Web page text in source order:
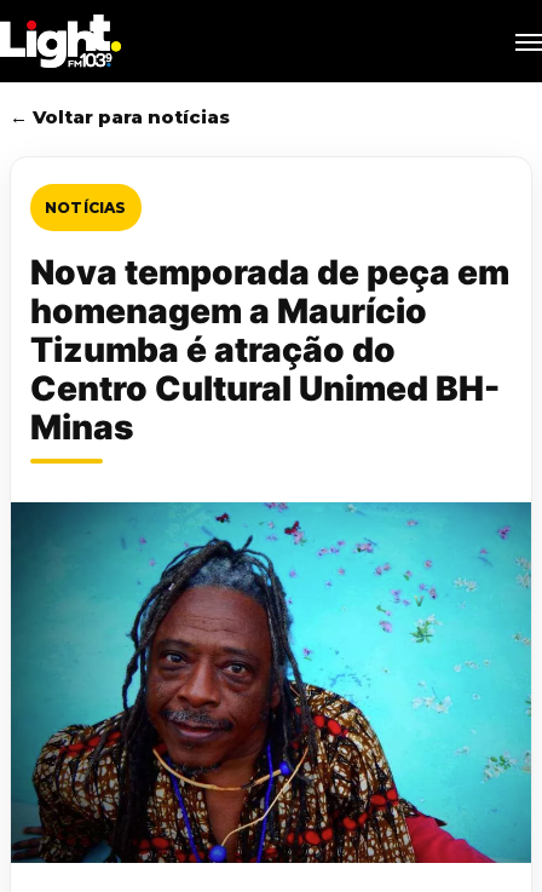
to
main
content
← Voltar para notícias
NOTÍCIAS
Nova temporada de peça em
homenagem a Maurício
Tizumba é atração do
Centro Cultural Unimed BH-
Minas